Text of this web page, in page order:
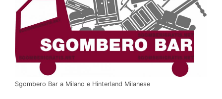
Sgombero Bar a Milano e Hinterland Milanese